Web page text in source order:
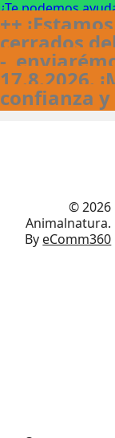
¿Te podemos
++
cerrados
-
17.8.2026.
confianza
© 2026
Animalnatura.
By eComm360